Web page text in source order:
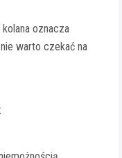
oznacza
warto czekać na